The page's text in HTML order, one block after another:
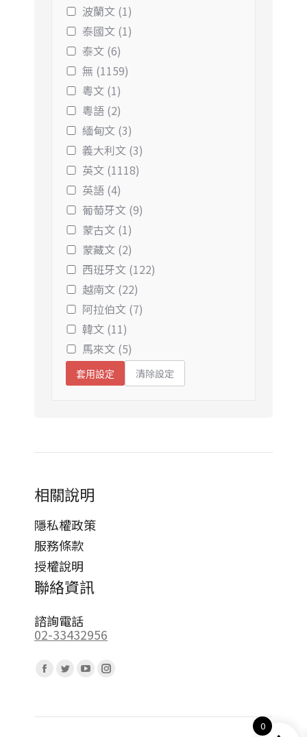
波蘭文 (1)
泰國文 (1)
泰文 (6)
無 (1159)
粵文 (1)
粵語 (2)
緬甸文 (3)
義大利文 (3)
英文 (1118)
英語 (4)
葡萄牙文 (9)
蒙古文 (1)
蒙藏文 (2)
西班牙文 (122)
越南文 (22)
阿拉伯文 (7)
韓文 (11)
馬來文 (5)
套用設定 清除設定
相關說明
隱私權政策
服務條款
授權說明
聯絡資訊
諮詢電話
02-33432956
Facebook
opens
Twitter
opens
YouTube
opens
Instagram
opens
0